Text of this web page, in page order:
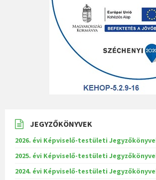
JEGYZŐKÖNYVEK
2026. évi Képviselő-testületi
2025. évi Képviselő-testületi
2024. évi Képviselő-testületi